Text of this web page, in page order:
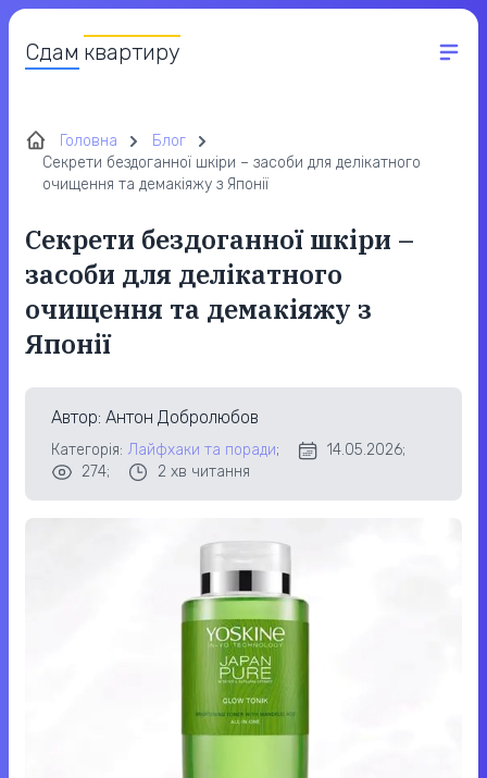
Сдам квартиру
Головна
Блог
Секрети бездоганної шкіри – засоби для делікатного
очищення та демакіяжу з Японії
Секрети бездоганної шкіри –
засоби для делікатного
очищення та демакіяжу з
Японії
Автор: Антон Добролюбов
Категорія: Лайфхаки та поради;
14.05.2026;
274;
2 хв читання